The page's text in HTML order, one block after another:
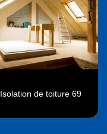
Isolation de toiture 69